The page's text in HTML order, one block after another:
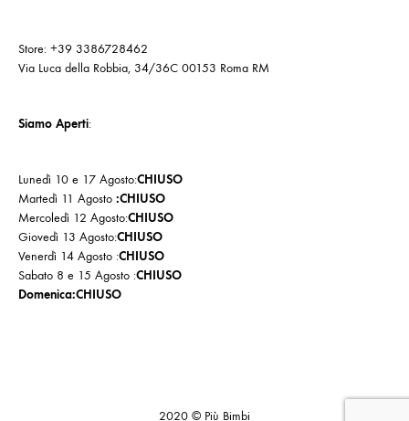
Store: +39 3386728462
Via Luca della Robbia, 34/36C 00153 Roma RM
Siamo Aperti:
Lunedì 10 e 17 Agosto:CHIUSO
Martedì 11 Agosto :CHIUSO
Mercoledì 12 Agosto:CHIUSO
Giovedì 13 Agosto:CHIUSO
Venerdì 14 Agosto :CHIUSO
Sabato 8 e 15 Agosto :CHIUSO
Domenica:CHIUSO
2020 © Più Bimbi
Policydi
Policy